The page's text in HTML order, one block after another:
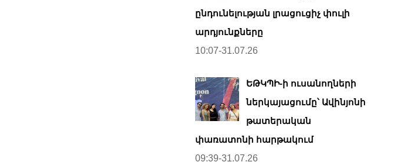
ընդունելության լրացուցիչ փուլի
արդյունքները
10:07-31.07.26
ԵԹԿՊԻ-ի ուսանողների
ներկայացումը՝ Ավինյոնի
թատերական
փառատոնի հարթակում
09:39-31.07.26